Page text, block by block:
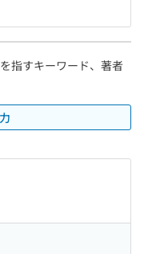
指すキーワード、著者